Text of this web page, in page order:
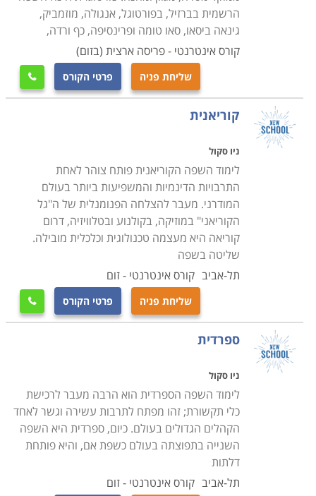
למעשה, שפה חדשה אפשר ללמוד בכל גיל. מסלולי הלימוד
מיועדים הן לצעירים היוצאים לטיול תרמילאים ארוך,
מבוגרים שמבקשים להרחיב את פעילות העסק וכלה בעולים
חדשים וגמלאים בני הגיל השלישי. אנשי עסקים רבים
מגיעים אל בתי הספר לשפות מתוך מטרה לרכוש כישורי
שיחה הנחוצים להם למטרת עבודה ופיתוח קשרי מסחר עם
בני מדינות זרות. לימוד שפות נעשה בקבוצות מתוך
הרציונאל כי כאשר הלימודים מתקיימים בקבוצה מגובשת
לצד מדריך מיומן ומנוסה קל להשיג תוצאות. ניתן למצוא
לימוד שפות הן במתכונת של לימודי בוקר והן במתכונת של
שיטות לימוד חדישות
אי אפשר ללמוד שפה חדשה מבלי לתרגל את הדיבור בה.
בהתאם לכך משלבים המדריכים בכל שיעור משחקי
תפקידים ומעודדים את התלמידים לשוחח ביניהם. בשעות
הפנאי כדאי יהיה להמשיך את התרגול באמצעות תוכנות
המחשב הפתוחות לתלמידי בתי הספר וכן באמצעות ספרי
הלימוד. לימוד שפות מהווה הזדמנות נהדרת להרחבת
אופקים בעבור כל תלמיד ובני משפחתו.
הרשמית בברזיל, בפורטוגל, אנגולה, מוזמביק,
גינאה ביסאו, סאו טומה ופרינסיפה, כף ורדה,
קורס אינטרנטי - פריסה ארצית (בזום)
שליחת פניה פרטי הקורס 
קוריאנית
ניו סקול
לימוד השפה הקוריאנית פותח צוהר לאחת
התרבויות הדינמיות והמשפיעות ביותר בעולם
המודרני. מעבר להצלחה הפנומנלית של ה"גל
הקוריאני" במוזיקה, בקולנוע ובטלוויזיה, דרום
קוריאה היא מעצמה טכנולוגית וכלכלית מובילה.
שליטה בשפה
תל-אביב קורס אינטרנטי - זום
שליחת פניה פרטי הקורס 
ספרדית
ניו סקול
לימוד השפה הספרדית הוא הרבה מעבר לרכישת
כלי תקשורת; זהו מפתח לתרבות עשירה וגשר לאחד
הקהלים הגדולים בעולם. כיום, ספרדית היא השפה
השנייה בתפוצתה בעולם כשפת אם, והיא פותחת
דלתות
תל-אביב קורס אינטרנטי - זום